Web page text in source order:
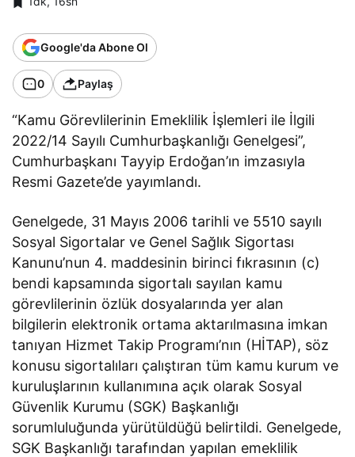
Google'da Abone Ol
0 Paylaş
“Kamu Görevlilerinin Emeklilik İşlemleri ile İlgili
2022/14 Sayılı Cumhurbaşkanlığı Genelgesi”,
Cumhurbaşkanı Tayyip Erdoğan’ın imzasıyla
Resmi Gazete’de yayımlandı.
Genelgede, 31 Mayıs 2006 tarihli ve 5510 sayılı
Sosyal Sigortalar ve Genel Sağlık Sigortası
Kanunu’nun 4. maddesinin birinci fıkrasının (c)
bendi kapsamında sigortalı sayılan kamu
görevlilerinin özlük dosyalarında yer alan
bilgilerin elektronik ortama aktarılmasına imkan
tanıyan Hizmet Takip Programı’nın (HİTAP), söz
konusu sigortalıları çalıştıran tüm kamu kurum ve
kuruluşlarının kullanımına açık olarak Sosyal
Güvenlik Kurumu (SGK) Başkanlığı
sorumluluğunda yürütüldüğü belirtildi. Genelgede,
SGK Başkanlığı tarafından yapılan emeklilik